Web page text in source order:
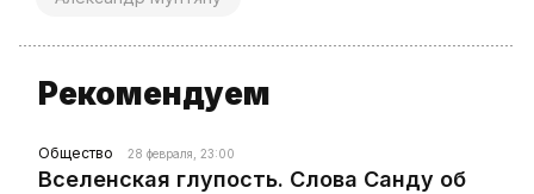
Рекомендуем
Общество 28 февраля, 23:00
Вселенская глупость. Слова Санду об